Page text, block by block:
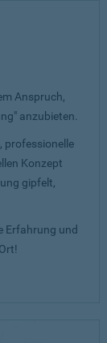
Anspruch,
anzubieten.
professionelle
Konzept
gipfelt,
Erfahrung und